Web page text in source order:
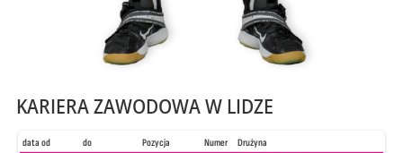
KARIERA ZAWODOWA W LIDZE
data od do Pozycja Numer
Drużyna